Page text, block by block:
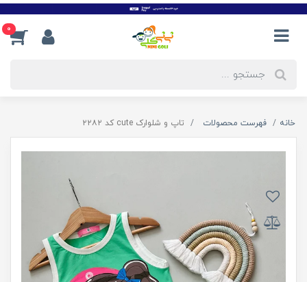
0
خانه فهرست محصولات تاپ و شلوارک cute کد ۲۲۸۲